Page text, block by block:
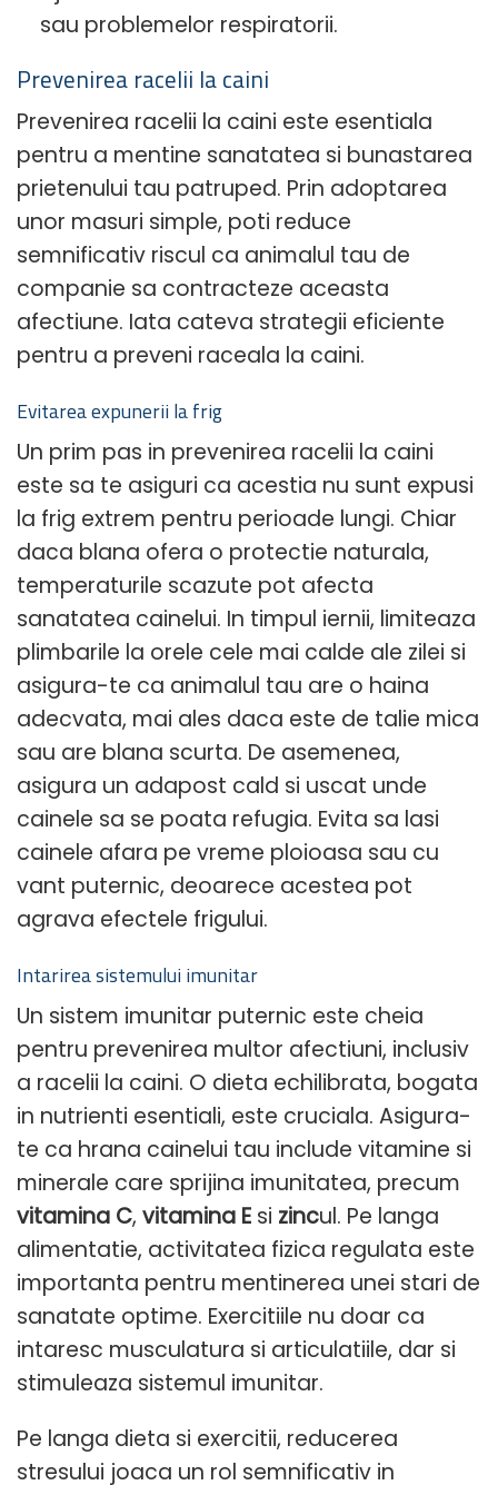
sau problemelor respiratorii.
Prevenirea racelii la caini
Prevenirea racelii la caini este esentiala
pentru a mentine sanatatea si bunastarea
prietenului tau patruped. Prin adoptarea
unor masuri simple, poti reduce
semnificativ riscul ca animalul tau de
companie sa contracteze aceasta
afectiune. Iata cateva strategii eficiente
pentru a preveni raceala la caini.
Evitarea expunerii la frig
Un prim pas in prevenirea racelii la caini
este sa te asiguri ca acestia nu sunt expusi
la frig extrem pentru perioade lungi. Chiar
daca blana ofera o protectie naturala,
temperaturile scazute pot afecta
sanatatea cainelui. In timpul iernii, limiteaza
plimbarile la orele cele mai calde ale zilei si
asigura-te ca animalul tau are o haina
adecvata, mai ales daca este de talie mica
sau are blana scurta. De asemenea,
asigura un adapost cald si uscat unde
cainele sa se poata refugia. Evita sa lasi
cainele afara pe vreme ploioasa sau cu
vant puternic, deoarece acestea pot
agrava efectele frigului.
Intarirea sistemului imunitar
Un sistem imunitar puternic este cheia
pentru prevenirea multor afectiuni, inclusiv
a racelii la caini. O dieta echilibrata, bogata
in nutrienti esentiali, este cruciala. Asigura-
te ca hrana cainelui tau include vitamine si
minerale care sprijina imunitatea, precum
vitamina C, vitamina E si zincul. Pe langa
alimentatie, activitatea fizica regulata este
importanta pentru mentinerea unei stari de
sanatate optime. Exercitiile nu doar ca
intaresc musculatura si articulatiile, dar si
stimuleaza sistemul imunitar.
Pe langa dieta si exercitii, reducerea
stresului joaca un rol semnificativ in